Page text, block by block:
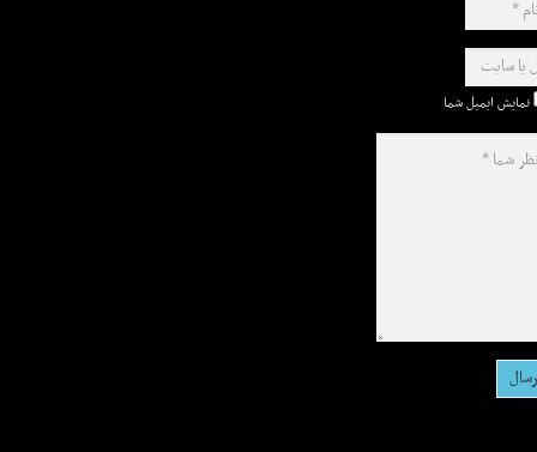
نمایش ایمیل شما